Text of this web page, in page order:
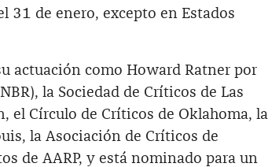
31 de enero, excepto en Estados
actuación como Howard Ratner por
la Sociedad de Críticos de Las
el Círculo de Críticos de Oklahoma, la
la Asociación de Críticos de
de AARP, y está nominado para un